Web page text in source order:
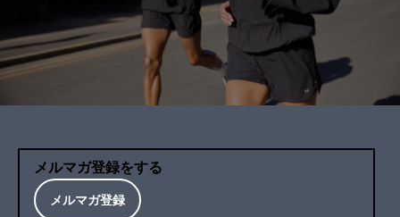
メルマガ登録をする
メルマガ登録